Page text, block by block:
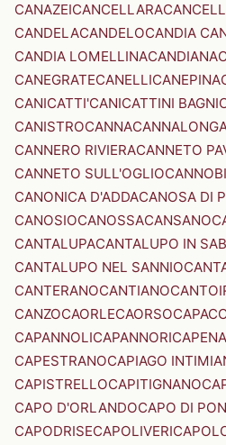
CANAZEICANCELLARA
CANDELACANDELOCANDIA
CANDIA LOMELLINACANDIANA
CANEGRATECANELLICANEPINA
CANICATTI'CANICATTINI BAGNI
CANISTROCANNA
CANNERO RIVIERACANNETO
CANNETO SULL'OGLIO
CANONICA D'ADDACANOSA DI
CANOSIOCANOSSACANSANO
CANTALUPACANTALUPO IN
CANTALUPO NEL SANNIO
CANTERANOCANTIANO
CANZOCAORLECAORSO
CAPANNOLICAPANNORICAPENA
CAPESTRANOCAPIAGO
CAPISTRELLOCAPITIGNANO
CAPO D'ORLANDOCAPO DI
CAPODRISECAPOLIVERI